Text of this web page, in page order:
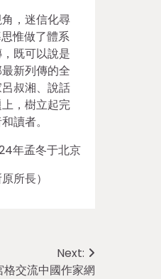
，迷信化尋
惟做了體系
既可以說是
新列傳的全
叔湘、說話
，樹立起完
讀者。
年孟冬于北京
所長）
Next:
交流中國作家網